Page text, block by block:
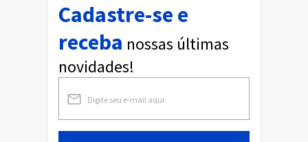
Cadastre-se e
receba nossas últimas
novidades!